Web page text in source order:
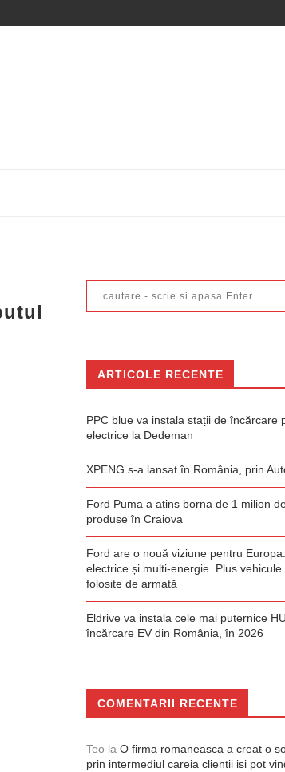
ARTICOLE RECENTE
PPC blue va instala stații de încărcare
electrice la Dedeman
XPENG s-a lansat în România, prin
Ford Puma a atins borna de 1 milion
produse în Craiova
Ford are o nouă viziune pentru
electrice și multi-energie. Plus
folosite de armată
Eldrive va instala cele mai puternice
încărcare EV din România, în 2026
COMENTARII RECENTE
Teo la O firma romaneasca a creat o
prin intermediul careia clientii isi pot